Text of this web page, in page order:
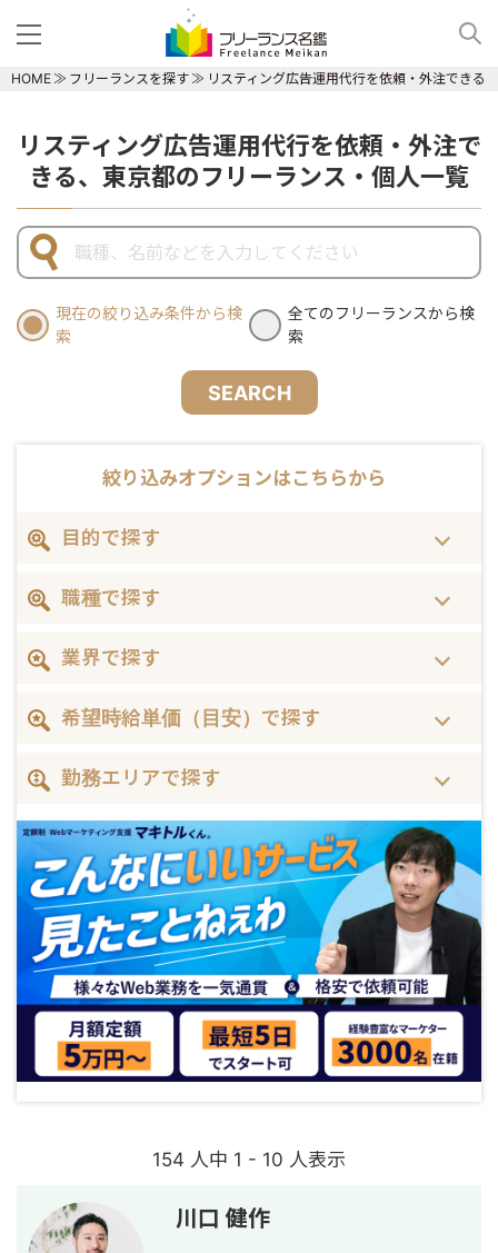
HOME フリーランスを探す リスティング広告運用代行を依頼・外注できる
リスティング広告運用代行を依頼・外注で
きる、東京都のフリーランス・個人一覧
現在の絞り込み条件から検
索
全てのフリーランスから検
索
SEARCH
絞り込みオプションはこちらから
目的で探す
職種で探す
業界で探す
希望時給単価（目安）で探す
勤務エリアで探す
154 人中 1 - 10 人表示
川口 健作